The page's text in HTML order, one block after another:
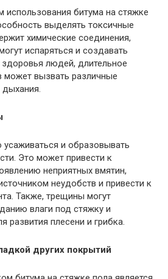
битума на стяжке
выделять токсичные
химические соединения,
испаряться и создавать
людей, длительное
может вызвать различные
усаживаться и образовывать
Это может привести к
неприятных вмятин,
неудобств и привести к
Также, трещины могут
влаги под стяжку и
развития плесени и грибка.
других покрытий